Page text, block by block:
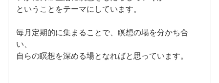
ということをテーマにしています。
毎月定期的に集まることで、瞑想の場を分かち合
い、
自らの瞑想を深める場となればと思っています。